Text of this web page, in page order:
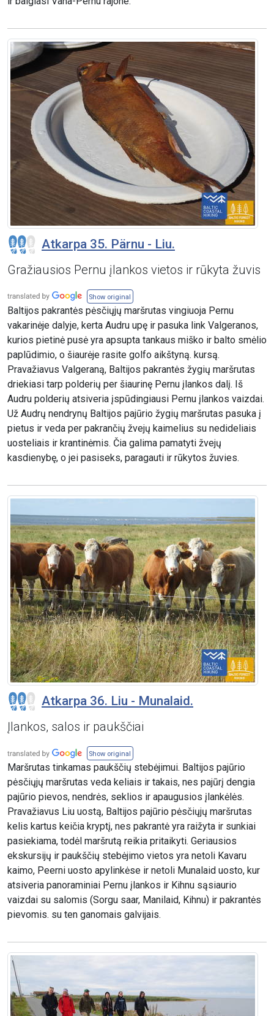
Atkarpa 35. Pärnu - Liu.
Gražiausios Pernu įlankos vietos ir rūkyta žuvis
Show original
Baltijos pakrantės pėsčiųjų maršrutas vingiuoja Pernu
vakarinėje dalyje, kerta Audru upę ir pasuka link Valgeranos,
kurios pietinė pusė yra apsupta tankaus miško ir balto smėlio
paplūdimio, o šiaurėje rasite golfo aikštyną. kursą.
Pravažiavus Valgeraną, Baltijos pakrantės žygių maršrutas
driekiasi tarp polderių per šiaurinę Pernu įlankos dalį. Iš
Audru polderių atsiveria įspūdingiausi Pernu įlankos vaizdai.
Už Audrų nendrynų Baltijos pajūrio žygių maršrutas pasuka į
pietus ir veda per pakrančių žvejų kaimelius su nedideliais
uosteliais ir krantinėmis. Čia galima pamatyti žvejų
kasdienybę, o jei pasiseks, paragauti ir rūkytos žuvies.
Atkarpa 36. Liu - Munalaid.
Įlankos, salos ir paukščiai
Show original
Maršrutas tinkamas paukščių stebėjimui. Baltijos pajūrio
pėsčiųjų maršrutas veda keliais ir takais, nes pajūrį dengia
pajūrio pievos, nendrės, seklios ir apaugusios įlankėlės.
Pravažiavus Liu uostą, Baltijos pajūrio pėsčiųjų maršrutas
kelis kartus keičia kryptį, nes pakrantė yra raižyta ir sunkiai
pasiekiama, todėl maršrutą reikia pritaikyti. Geriausios
ekskursijų ir paukščių stebėjimo vietos yra netoli Kavaru
kaimo, Peerni uosto apylinkėse ir netoli Munalaid uosto, kur
atsiveria panoraminiai Pernu įlankos ir Kihnu sąsiaurio
vaizdai su salomis (Sorgu saar, Manilaid, Kihnu) ir pakrantės
pievomis. su ten ganomais galvijais.